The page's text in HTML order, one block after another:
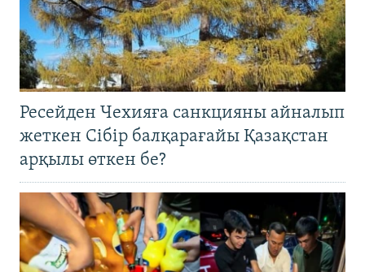
Ресейден Чехияға санкцияны айналып
жеткен Сібір балқарағайы Қазақстан
арқылы өткен бе?